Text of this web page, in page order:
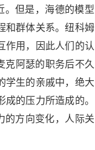
。但是，海德的模型
和群体关系。纽科姆
作用，因此人们的认
克阿瑟的职务后不久
学生的亲戚中，绝大
的压力所造成的。
的方向变化，人际关